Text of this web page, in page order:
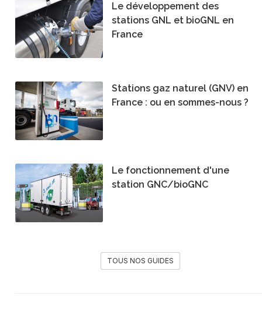
Le développement des
stations GNL et bioGNL en
France
Stations gaz naturel (GNV) en
France : ou en sommes-nous ?
Le fonctionnement d'une
station GNC/bioGNC
TOUS NOS GUIDES